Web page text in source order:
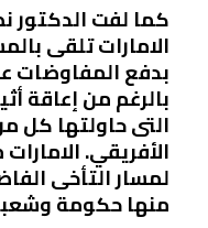
كما لفت الدكتور
الامارات تلقى
بدفع المفاوضات
بالرغم من إعاقة
التى حاولتها كل
الأفريقي.
لمسار التأخى
منها حكومة